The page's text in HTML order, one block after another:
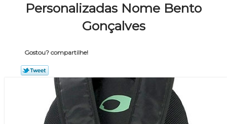
Personalizadas Nome Bento
Gonçalves
Gostou? compartilhe!